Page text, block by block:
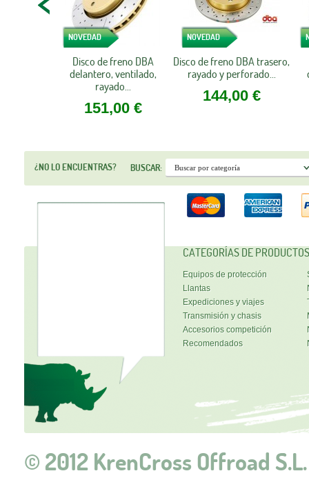
NOVEDAD
Disco de freno DBA
delantero, ventilado,
rayado...
151,00 €
NOVEDAD
Disco de freno DBA trasero,
rayado y perforado...
144,00 €
¿NO LO ENCUENTRAS? BUSCAR:
CATEGORÍAS DE PRODUCTOS
Equipos de protección
Llantas
Expediciones y viajes
Transmisión y chasis
Accesorios competición
Recomendados
© 2012 KrenCross Offroad S.L.